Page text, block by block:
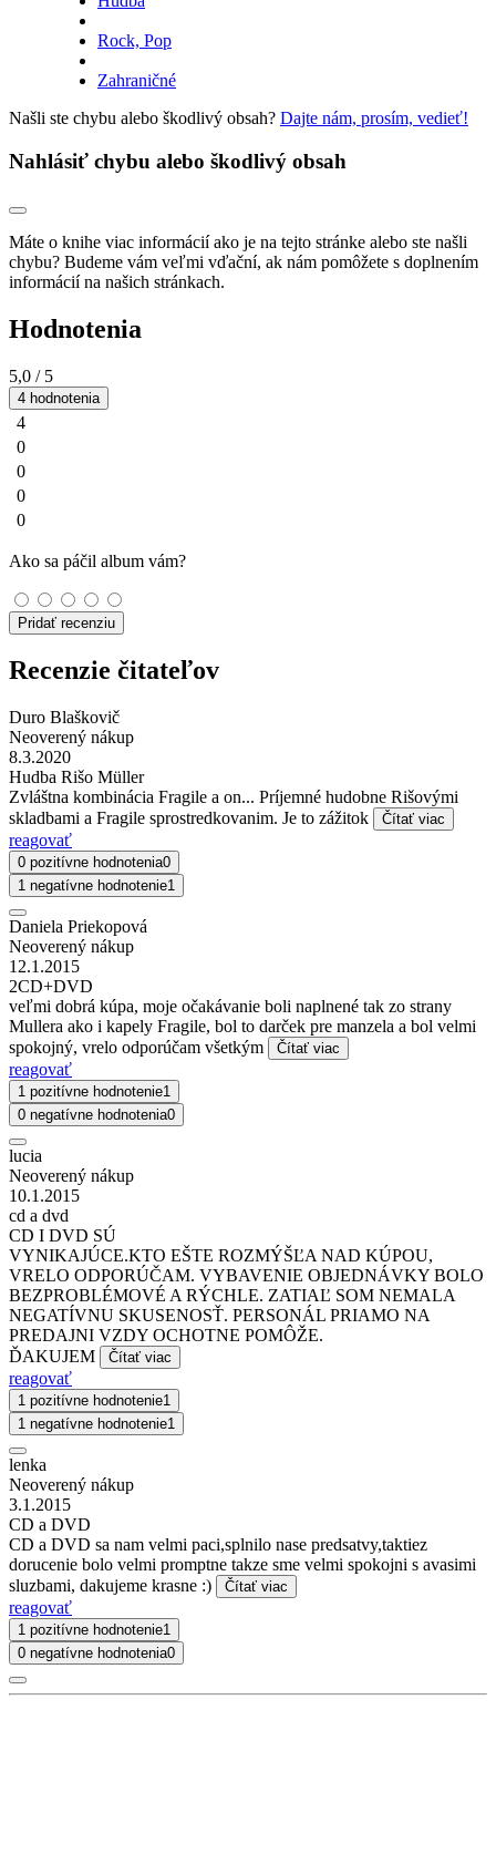
Rock, Pop
Zahraničné
Našli ste chybu alebo škodlivý obsah? Dajte nám, prosím, vedieť!
Nahlásiť chybu alebo škodlivý obsah
Máte o knihe viac informácií ako je na tejto stránke alebo ste našli
chybu? Budeme vám veľmi vďační, ak nám pomôžete s doplnením
informácií na našich stránkach.
Hodnotenia
5,0 / 5
4 hodnotenia
4
0
0
0
0
Ako sa páčil album vám?
Pridať recenziu
Recenzie čitateľov
Duro Blaškovič
Neoverený nákup
8.3.2020
Hudba Rišo Müller
Zvláštna kombinácia Fragile a on... Príjemné hudobne Rišovými
skladbami a Fragile sprostredkovanim. Je to zážitok
Čítať viac
reagovať
0 pozitívne hodnotenia0
1 negatívne hodnotenie1
Daniela Priekopová
Neoverený nákup
12.1.2015
2CD+DVD
veľmi dobrá kúpa, moje očakávanie boli naplnené tak zo strany
Mullera ako i kapely Fragile, bol to darček pre manzela a bol velmi
spokojný, vrelo odporúčam všetkým
Čítať viac
reagovať
1 pozitívne hodnotenie1
0 negatívne hodnotenia0
lucia
Neoverený nákup
10.1.2015
cd a dvd
CD I DVD SÚ
VYNIKAJÚCE.KTO EŠTE ROZMÝŠĽA NAD KÚPOU,
VRELO ODPORÚČAM. VYBAVENIE OBJEDNÁVKY BOLO
BEZPROBLÉMOVÉ A RÝCHLE. ZATIAĽ SOM NEMALA
NEGATÍVNU SKUSENOSŤ. PERSONÁL PRIAMO NA
PREDAJNI VZDY OCHOTNE POMÔŽE.
ĎAKUJEM
Čítať viac
reagovať
1 pozitívne hodnotenie1
1 negatívne hodnotenie1
lenka
Neoverený nákup
3.1.2015
CD a DVD
CD a DVD sa nam velmi paci,splnilo nase predsatvy,taktiez
dorucenie bolo velmi promptne takze sme velmi spokojni s avasimi
sluzbami, dakujeme krasne :)
Čítať viac
reagovať
1 pozitívne hodnotenie1
0 negatívne hodnotenia0